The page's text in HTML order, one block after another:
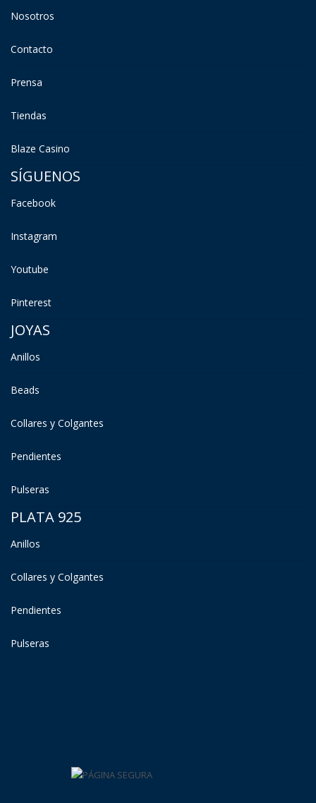
Nosotros
Contacto
Prensa
Tiendas
Blaze Casino
SÍGUENOS
Facebook
Instagram
Youtube
Pinterest
JOYAS
Anillos
Beads
Collares y Colgantes
Pendientes
Pulseras
PLATA 925
Anillos
Collares y Colgantes
Pendientes
Pulseras